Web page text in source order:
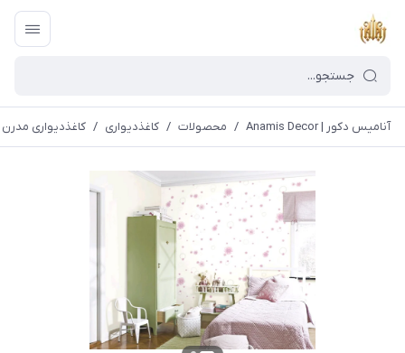
آنامیس دکور | Anamis Decor / محصولات / کاغذدیواری / کاغذدیواری مدرن